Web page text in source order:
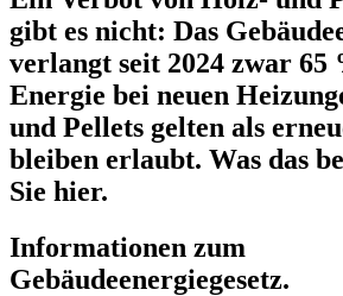
gibt es nicht: Das
verlangt seit 2024 zwar 65
Energie bei neuen
und Pellets gelten als
bleiben erlaubt. Was das
Sie hier.
Informationen zum
Gebäudeenergiegesetz.